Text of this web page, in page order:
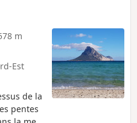
m
Est
de la
pentes